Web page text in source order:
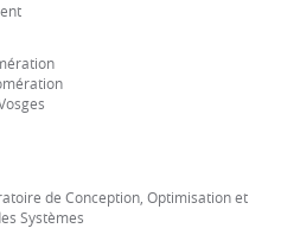
de Conception, Optimisation et
Systèmes